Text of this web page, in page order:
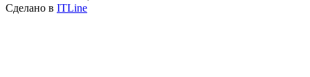
Сделано в ITLine